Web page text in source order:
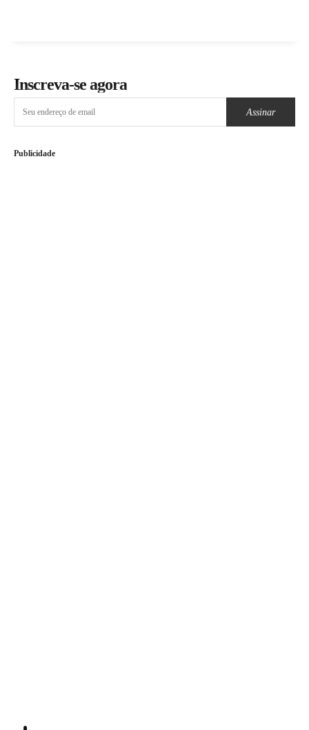
Inscreva-se agora
Assinar
Publicidade